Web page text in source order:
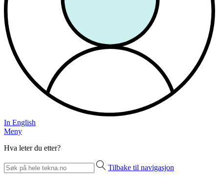
In English
Meny
Hva leter du etter?
Tilbake til navigasjon